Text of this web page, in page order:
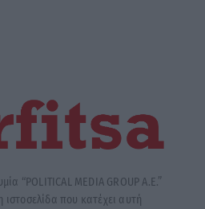
“POLITICAL MEDIA GROUP A.E.”
ιστοσελίδα που κατέχει αυτή